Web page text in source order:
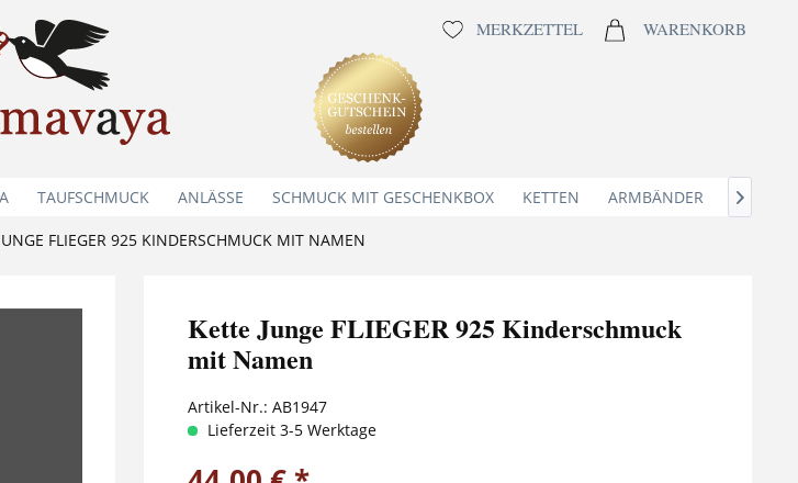
MERKZETTEL WARENKORB
TAUFSCHMUCK ANLÄSSE SCHMUCK MIT GESCHENKBOX KETTEN ARMBÄNDER 
FLIEGER 925 KINDERSCHMUCK MIT NAMEN
Kette Junge FLIEGER 925 Kinderschmuck
mit Namen
Artikel-Nr.: AB1947
Lieferzeit 3-5 Werktage